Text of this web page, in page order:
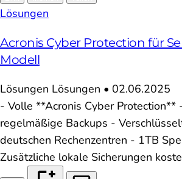
Lösungen
Acronis Cyber Protection für
Modell
Lösungen Lösungen • 02.06.2025
- Volle **Acronis Cyber Protection**
regelmäßige Backups -
deutschen Rechenzentren - 1TB
Zusätzliche lokale Sicherungen